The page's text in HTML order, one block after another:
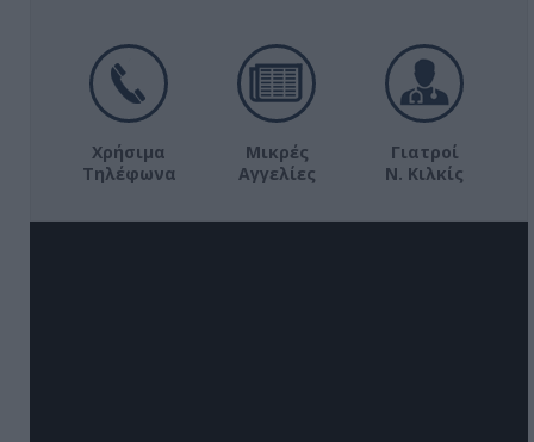
Χρήσιμα
Τηλέφωνα
Μικρές
Αγγελίες
Γιατροί
Ν. Κιλκίς